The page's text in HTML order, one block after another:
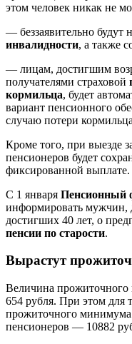
этом человек никак не
— беззаявительно будут
инвалидности, а также
— лицам, достигшим
получателями страховой
кормильца, будет
вариант пенсионного
случаю потери
Кроме того, при выезде
пенсионеров будет
фиксированной выплате.
С 1 января Пенсионный
информировать мужчин,
достигших 40 лет, о
пенсии по старости.
Вырастут
Величина прожиточного
654 рубля. При этом для
прожиточного минимума
пенсионеров — 10882